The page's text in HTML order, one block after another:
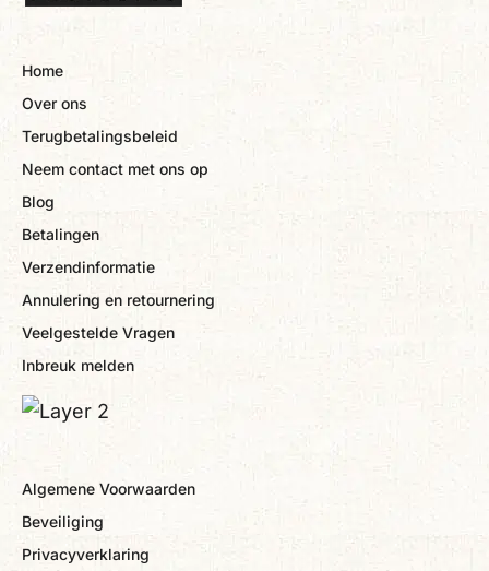
Home
Over ons
Terugbetalingsbeleid
Neem contact met ons op
Blog
Betalingen
Verzendinformatie
Annulering en retournering
Veelgestelde Vragen
Inbreuk melden
Algemene Voorwaarden
Beveiliging
Privacyverklaring